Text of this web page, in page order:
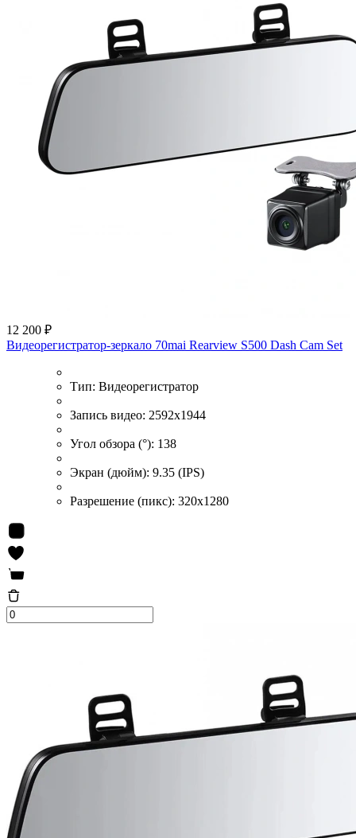
12 200 ₽
Видеорегистратор-зеркало 70mai Rearview S500 Dash Cam Set
Тип: Видеорегистратор
Запись видео: 2592x1944
Угол обзора (°): 138
Экран (дюйм): 9.35 (IPS)
Разрешение (пикс): 320x1280